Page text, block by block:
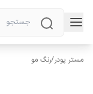
مستر پودر/رنگ مو